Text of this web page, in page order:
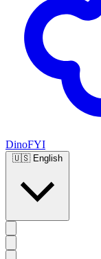
DinoFYI
🇺🇸 English